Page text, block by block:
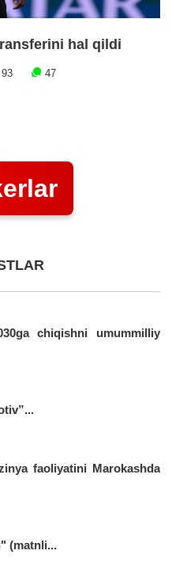
hal qildi
93 47
chiqishni umummilliy
faoliyatini Marokashda
(matnli...